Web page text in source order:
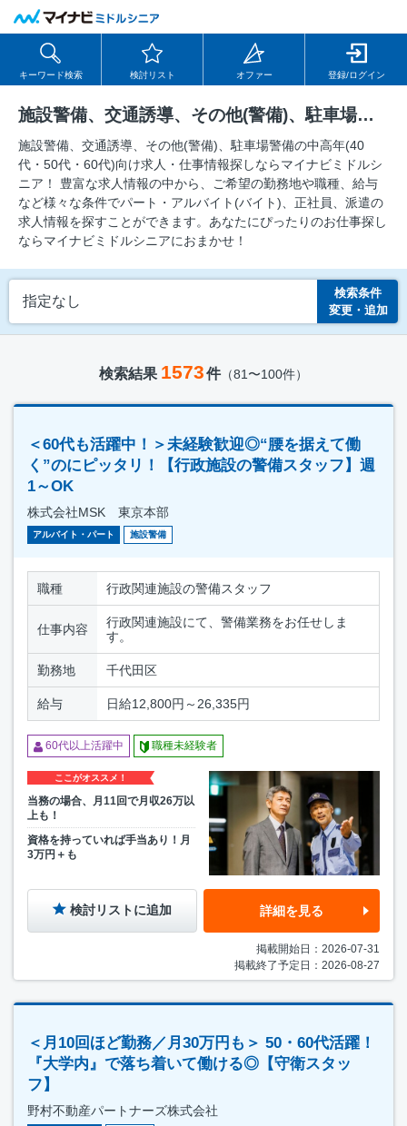
キーワード検索 検討リスト オファー 登録/ログイン
施設警備、交通誘導、その他(警備)、駐車場警備の求人
施設警備、交通誘導、その他(警備)、駐車場警備の中⾼年(40
代・50代・60代)向け求⼈・仕事情報探しならマイナビミドルシ
ニア！ 豊富な求人情報の中から、ご希望の勤務地や職種、給与
など様々な条件でパート・アルバイト(バイト)、正社員、派遣の
求人情報を探すことができます。あなたにぴったりのお仕事探し
ならマイナビミドルシニアにおまかせ！
指定なし
検索条件
変更・追加
検索結果 1573件（81〜100件）
＜60代も活躍中！＞未経験歓迎◎“腰を据えて働
く”のにピッタリ！【行政施設の警備スタッフ】週
1～OK
株式会社MSK 東京本部
アルバイト・パート 施設警備
職種 行政関連施設の警備スタッフ
仕事内容
行政関連施設にて、警備業務をお任せしま
す。
勤務地 千代田区
給与 日給12,800円～26,335円
60代以上活躍中 職種未経験者
ここがオススメ！
当務の場合、月11回で月収26万以
上も！
資格を持っていれば手当あり！月
3万円＋も
検討リストに追加 詳細を見る
掲載開始日：2026-07-31
掲載終了予定日：2026-08-27
＜月10回ほど勤務／月30万円も＞ 50・60代活躍！
『大学内』で落ち着いて働ける◎【守衛スタッ
フ】
野村不動産パートナーズ株式会社